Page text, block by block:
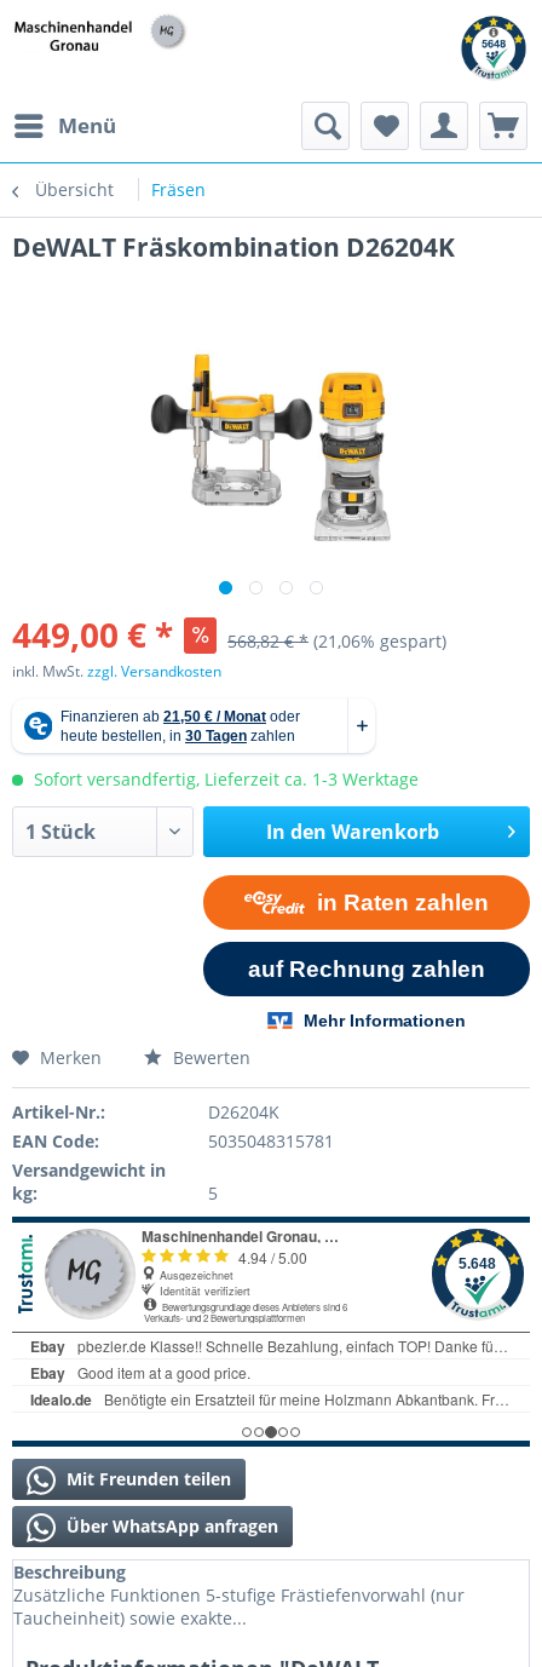
Menü
Übersicht Fräsen
DeWALT Fräskombination D26204K
449,00 € * 568,82 € * (21,06% gespart)
inkl. MwSt.zzgl. Versandkosten
Sofort versandfertig, Lieferzeit ca. 1-3 Werktage
In den Warenkorb
Merken Bewerten
Artikel-Nr.:
D26204K
EAN Code:
5035048315781
Versandgewicht in
kg:
5
Mit Freunden teilen
Über WhatsApp anfragen
Beschreibung
Zusätzliche Funktionen 5-stufige Frästiefenvorwahl (nur
Taucheinheit) sowie exakte...